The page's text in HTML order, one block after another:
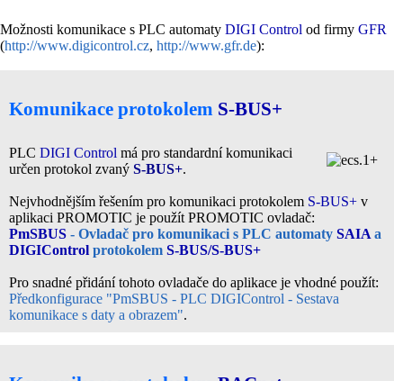
Možnosti komunikace s PLC automaty DIGI Control od firmy GFR
(http://www.digicontrol.cz, http://www.gfr.de):
Komunikace protokolem S-BUS+
PLC DIGI Control má pro standardní komunikaci
určen protokol zvaný S-BUS+.
Nejvhodnějším řešením pro komunikaci protokolem S-BUS+ v
aplikaci PROMOTIC je použít PROMOTIC ovladač:
PmSBUS - Ovladač pro komunikaci s PLC automaty SAIA a
DIGIControl protokolem S-BUS/S-BUS+
Pro snadné přidání tohoto ovladače do aplikace je vhodné použít:
Předkonfigurace "PmSBUS - PLC DIGIControl - Sestava
komunikace s daty a obrazem".